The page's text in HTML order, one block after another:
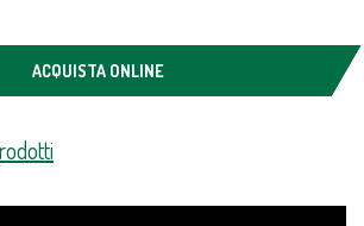
ACQUISTA ONLINE